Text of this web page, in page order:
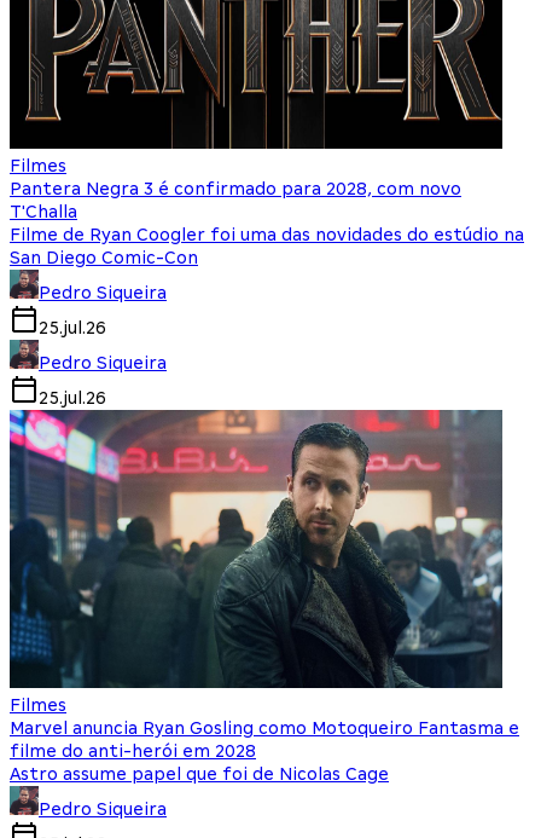
Filmes
Pantera Negra 3 é confirmado para 2028, com novo
T'Challa
Filme de Ryan Coogler foi uma das novidades do estúdio na
San Diego Comic-Con
Pedro Siqueira
25.jul.26
Pedro Siqueira
25.jul.26
Filmes
Marvel anuncia Ryan Gosling como Motoqueiro Fantasma e
filme do anti-herói em 2028
Astro assume papel que foi de Nicolas Cage
Pedro Siqueira